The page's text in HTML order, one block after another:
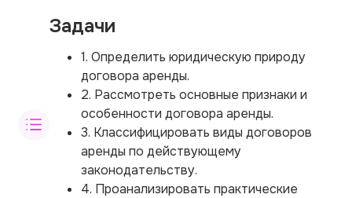
Задачи
1. Определить юридическую природу
договора аренды.
2. Рассмотреть основные признаки и
особенности договора аренды.
3. Классифицировать виды договоров
аренды по действующему
законодательству.
4. Проанализировать практические